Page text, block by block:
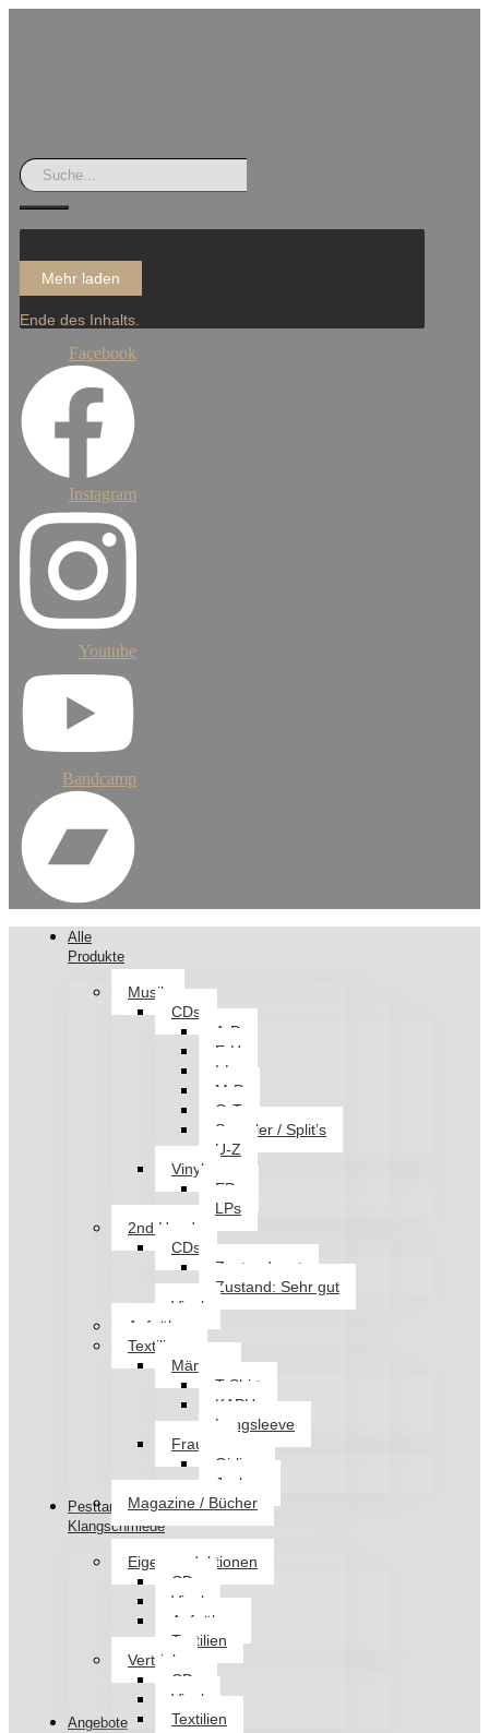
Mehr laden
Ende des Inhalts.
Facebook
Instagram
Youtube
Bandcamp
Alle
Produkte
Musik
CDs
A-D
E-H
I-L
M-P
Q-T
Sampler / Split’s
U-Z
Vinyl
EPs
LPs
2nd Hand
CDs
Zustand: gut
Zustand: Sehr gut
Vinyl
Aufnäher
Textilien
Männer
T-Shirt
KAPU
Longsleeve
Frauen
Girlies
Jacken
Magazine / Bücher
Pesttanz
Klangschmiede
Eigenproduktionen
CDs
Vinyl
Aufnäher
Textilien
Vertrieb
CDs
Vinyl
Textilien
Angebote